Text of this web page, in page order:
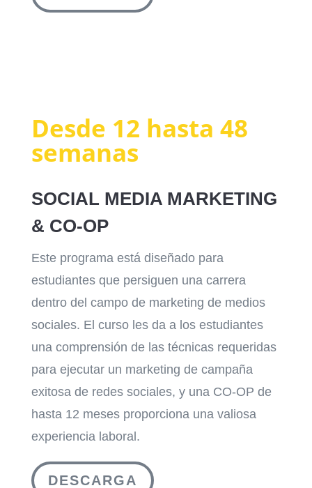
Desde 12 hasta 48
semanas
SOCIAL MEDIA MARKETING
& CO-OP
Este programa está diseñado para
estudiantes que persiguen una carrera
dentro del campo de marketing de medios
sociales. El curso les da a los estudiantes
una comprensión de las técnicas requeridas
para ejecutar un marketing de campaña
exitosa de redes sociales, y una CO-OP de
hasta 12 meses proporciona una valiosa
experiencia laboral .
DESCARGA